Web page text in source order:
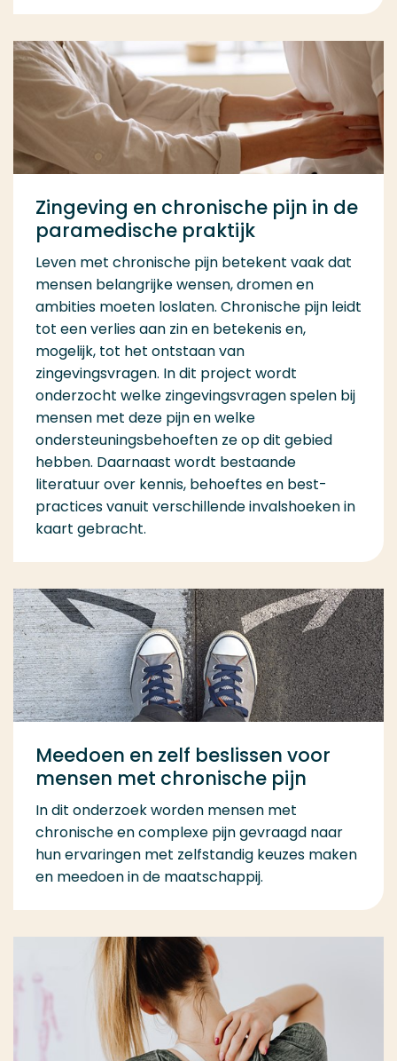
Zingeving en chronische pijn in de
paramedische praktijk
Leven met chronische pijn betekent vaak dat
mensen belangrijke wensen, dromen en
ambities moeten loslaten. Chronische pijn leidt
tot een verlies aan zin en betekenis en,
mogelijk, tot het ontstaan van
zingevingsvragen. In dit project wordt
onderzocht welke zingevingsvragen spelen bij
mensen met deze pijn en welke
ondersteuningsbehoeften ze op dit gebied
hebben. Daarnaast wordt bestaande
literatuur over kennis, behoeftes en best-
practices vanuit verschillende invalshoeken in
kaart gebracht.
Meedoen en zelf beslissen voor
mensen met chronische pijn
In dit onderzoek worden mensen met
chronische en complexe pijn gevraagd naar
hun ervaringen met zelfstandig keuzes maken
en meedoen in de maatschappij.